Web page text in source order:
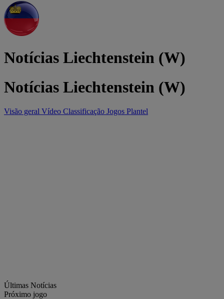
Notícias Liechtenstein (W)
Notícias Liechtenstein (W)
Visão geral Vídeo Classificação Jogos Plantel
Últimas Notícias
Próximo jogo